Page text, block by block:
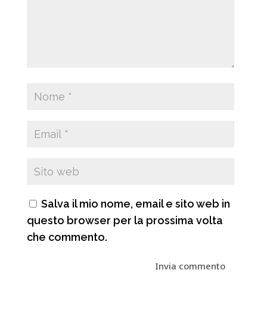
Salva il mio nome, email e sito web in
questo browser per la prossima volta
che commento.